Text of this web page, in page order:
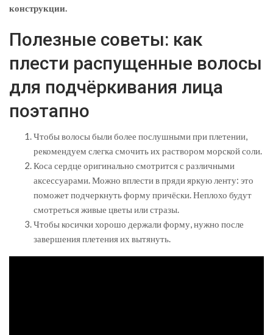
конструкции.
Полезные советы: как
плести распущенные волосы
для подчёркивания лица
поэтапно
Чтобы волосы были более послушными при плетении,
рекомендуем слегка смочить их раствором морской соли.
Коса сердце оригинально смотрится с различными
аксессуарами. Можно вплести в пряди яркую ленту: это
поможет подчеркнуть форму причёски. Неплохо будут
смотреться живые цветы или стразы.
Чтобы косички хорошо держали форму, нужно после
завершения плетения их вытянуть.